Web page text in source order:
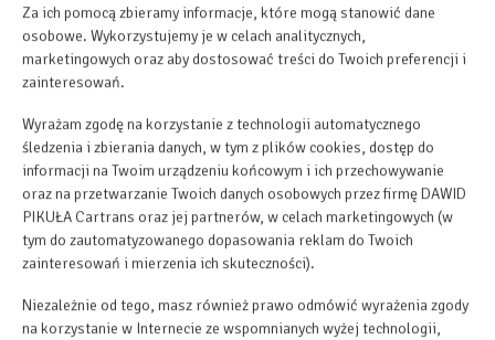
Za ich pomocą zbieramy informacje, które mogą stanowić dane
osobowe. Wykorzystujemy je w celach analitycznych,
marketingowych oraz aby dostosować treści do Twoich preferencji i
zainteresowań.
Wyrażam zgodę na korzystanie z technologii automatycznego
śledzenia i zbierania danych, w tym z plików cookies, dostęp do
informacji na Twoim urządzeniu końcowym i ich przechowywanie
oraz na przetwarzanie Twoich danych osobowych przez firmę DAWID
PIKUŁA Cartrans oraz jej partnerów, w celach marketingowych (w
tym do zautomatyzowanego dopasowania reklam do Twoich
zainteresowań i mierzenia ich skuteczności).
Niezależnie od tego, masz również prawo odmówić wyrażenia zgody
na korzystanie w Internecie ze wspomnianych wyżej technologii,